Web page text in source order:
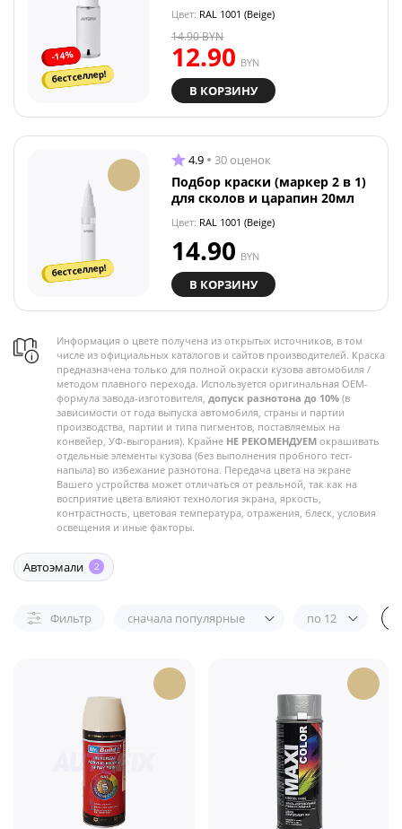
-14%
бестселлер!
Цвет: RAL 1001 (Beige)
12.90 BYN
14.90BYN
В КОРЗИНУ
бестселлер!
4.9 30 оценок
Подбор краски (маркер 2 в 1)
для сколов и царапин 20мл
Цвет: RAL 1001 (Beige)
14.90 BYN
В КОРЗИНУ
Информация о цвете получена из открытых источников, в том
числе из официальных каталогов и сайтов производителей. Краска
предназначена только для полной окраски кузова автомобиля /
методом плавного перехода. Используется оригинальная OEM-
формула завода-изготовителя, допуск разнотона до 10% (в
зависимости от года выпуска автомобиля, страны и партии
производства, партии и типа пигментов, поставляемых на
конвейер, УФ-выгорания). Крайне НЕ РЕКОМЕНДУЕМ окрашивать
отдельные элементы кузова (без выполнения пробного тест-
напыла) во избежание разнотона. Передача цвета на экране
Вашего устройства может отличаться от реальной, так как на
восприятие цвета влияют технология экрана, яркость,
контрастность, цветовая температура, отражения, блеск, условия
освещения и иные факторы.
Автоэмали 2
Фильтр сначала популярные по 12